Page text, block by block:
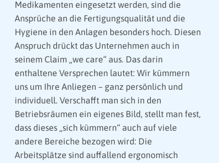
Medikamenten eingesetzt werden, sind die
Ansprüche an die Fertigungsqualität und die
Hygiene in den Anlagen besonders hoch. Diesen
Anspruch drückt das Unternehmen auch in
seinem Claim „we care“ aus. Das darin
enthaltene Versprechen lautet: Wir kümmern
uns um Ihre Anliegen – ganz persönlich und
individuell. Verschafft man sich in den
Betriebsräumen ein eigenes Bild, stellt man fest,
dass dieses „sich kümmern“ auch auf viele
andere Bereiche bezogen wird: Die
Arbeitsplätze sind auffallend ergonomisch